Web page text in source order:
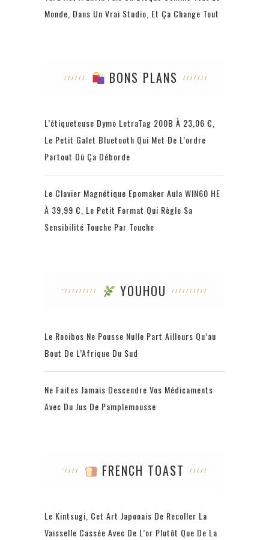
Monde, Dans Un Vrai Studio, Et Ça Change Tout
BONS PLANS
L’étiqueteuse Dymo LetraTag 200B À 23,06 €,
Le Petit Galet Bluetooth Qui Met De L’ordre
Partout Où Ça Déborde
Le Clavier Magnétique Epomaker Aula WIN60 HE
À 39,99 €, Le Petit Format Qui Règle Sa
Sensibilité Touche Par Touche
YOUHOU
Le Rooibos Ne Pousse Nulle Part Ailleurs Qu’au
Bout De L’Afrique Du Sud
Ne Faites Jamais Descendre Vos Médicaments
Avec Du Jus De Pamplemousse
FRENCH TOAST
Le Kintsugi, Cet Art Japonais De Recoller La
Vaisselle Cassée Avec De L’or Plutôt Que De La